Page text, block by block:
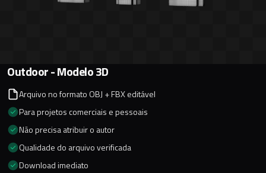
Outdoor - Modelo 3D
Arquivo no formato OBJ + FBX editável
Para projetos comerciais e pessoais
Não precisa atribuir o autor
Qualidade do arquivo verificada
Download imediato